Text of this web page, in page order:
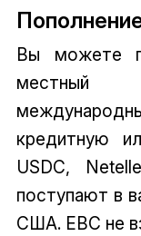
Вы можете
местный
кредитную
USDC,
поступают в
США. EBC не